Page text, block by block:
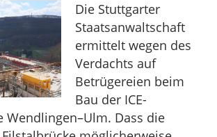
Die Stuttgarter
Staatsanwaltschaft
ermittelt wegen des
Verdachts auf
Betrügereien beim
Bau der ICE-
Wendlingen–Ulm. Dass die